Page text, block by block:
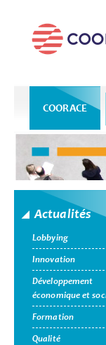
COORACE
Actualités
Lobbying
Innovation
Développement
économique et
Formation
Qualité